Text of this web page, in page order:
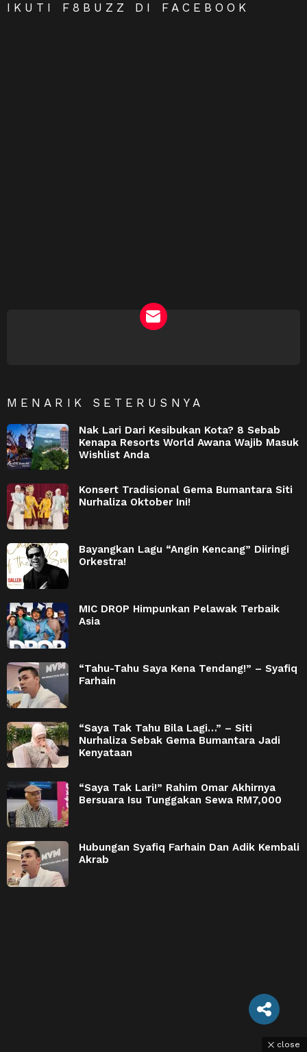
IKUTI F8BUZZ DI FACEBOOK
MENARIK SETERUSNYA
Nak Lari Dari Kesibukan Kota? 8 Sebab
Kenapa Resorts World Awana Wajib Masuk
Wishlist Anda
Konsert Tradisional Gema Bumantara Siti
Nurhaliza Oktober Ini!
Bayangkan Lagu “Angin Kencang” Diiringi
Orkestra!
MIC DROP Himpunkan Pelawak Terbaik
Asia
“Tahu-Tahu Saya Kena Tendang!” – Syafiq
Farhain
“Saya Tak Tahu Bila Lagi…” – Siti
Nurhaliza Sebak Gema Bumantara Jadi
Kenyataan
“Saya Tak Lari!” Rahim Omar Akhirnya
Bersuara Isu Tunggakan Sewa RM7,000
Hubungan Syafiq Farhain Dan Adik Kembali
Akrab
close